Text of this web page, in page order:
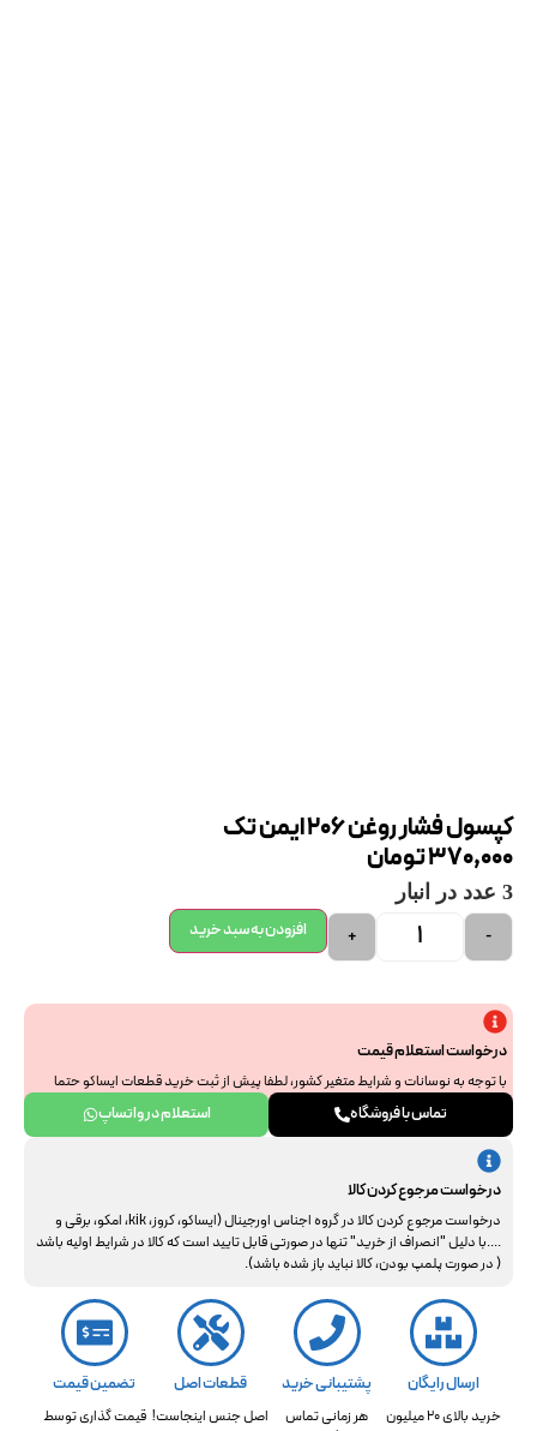
کپسول فشار روغن 206 ایمن تک
370,000تومان
3 عدد در انبار
-
+ افزودن به سبد خرید
درخواست استعلام قیمت
با توجه به نوسانات و شرایط متغیر کشور، لطفا پیش از ثبت خرید قطعات ایساکو حتما
جهت استعلام نهایی با ما هماهنگ فرمایید. از همراهی و درک شما سپاسگزاریم.
تماس با فروشگاه استعلام در واتساپ
درخواست مرجوع کردن کالا
درخواست مرجوع کردن کالا در گروه اجناس اورجینال (ایساکو، کروز، kik، امکو، برقی و
....با دلیل "انصراف از خرید" تنها در صورتی قابل تایید است که کالا در شرایط اولیه باشد
( در صورت پلمپ بودن، کالا نباید باز شده باشد).
ارسال رایگان
خرید بالای 20 میلیون
پشتیبانی خرید
هر زمانی تماس
قطعات اصل
اصل جنس اینجاست!
تضمین قیمت
قیمت گذاری توسط